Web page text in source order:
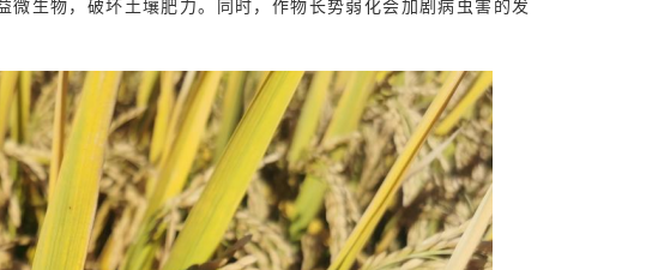
生物，破坏土壤肥力。同时，作物长势弱化会加剧病虫害的发